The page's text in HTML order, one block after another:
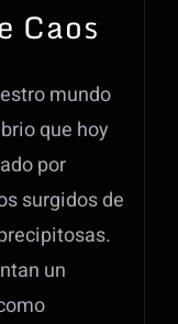
Caos
mundo
que hoy
por
surgidos de
un